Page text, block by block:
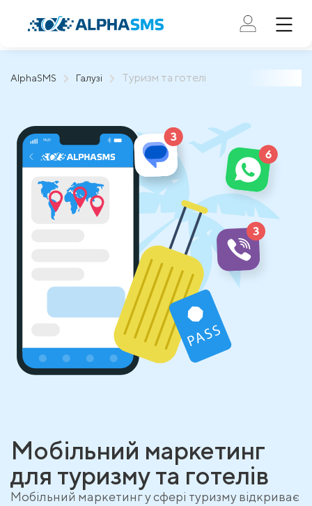
AlphaSMS Галузі Туризм та готелі
Мобільний маркетинг
для туризму та готелів
Мобільний маркетинг у сфері туризму відкриває